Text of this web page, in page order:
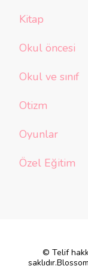
Kitap
Okul öncesi
Okul ve sınıf
Otizm
Oyunlar
Özel Eğitim
© Telif
saklıdır.